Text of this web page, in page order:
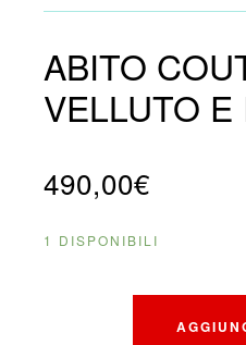
ABITO
VELLUTO E
490,00€
1 DISPONIBILI